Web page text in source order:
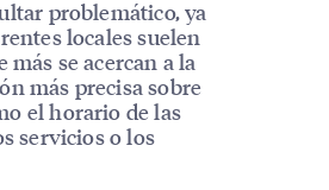
problemático, ya
locales suelen
más se acercan a la
más precisa sobre
el horario de las
servicios o los